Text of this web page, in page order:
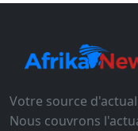
Votre source
Nous couvrons